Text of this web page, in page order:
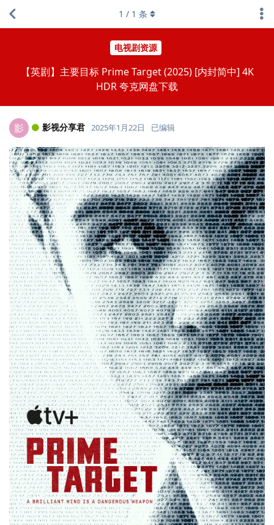
电视剧资源
【英剧】主要目标 Prime Target (2025) [内封简中] 4K
HDR 夸克网盘下载
1 / 1 条
影 影视分享君 2025年1月22日 已编辑